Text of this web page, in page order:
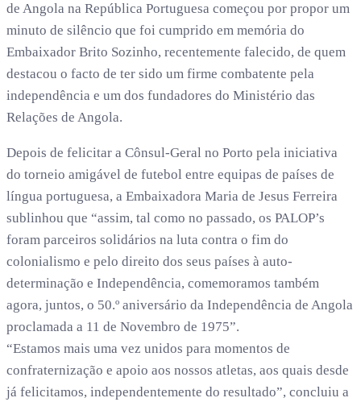
de Angola na República Portuguesa começou por propor um
minuto de silêncio que foi cumprido em memória do
Embaixador Brito Sozinho, recentemente falecido, de quem
destacou o facto de ter sido um firme combatente pela
independência e um dos fundadores do Ministério das
Relações de Angola.
Depois de felicitar a Cônsul-Geral no Porto pela iniciativa
do torneio amigável de futebol entre equipas de países de
língua portuguesa, a Embaixadora Maria de Jesus Ferreira
sublinhou que “assim, tal como no passado, os PALOP’s
foram parceiros solidários na luta contra o fim do
colonialismo e pelo direito dos seus países à auto-
determinação e Independência, comemoramos também
agora, juntos, o 50.º aniversário da Independência de Angola
proclamada a 11 de Novembro de 1975”.
“Estamos mais uma vez unidos para momentos de
confraternização e apoio aos nossos atletas, aos quais desde
já felicitamos, independentemente do resultado”, concluiu a